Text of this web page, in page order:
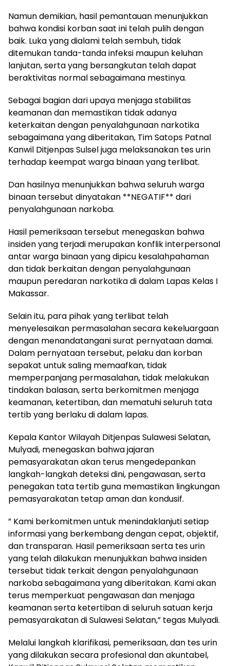
Namun demikian, hasil pemantauan menunjukkan
bahwa kondisi korban saat ini telah pulih dengan
baik. Luka yang dialami telah sembuh, tidak
ditemukan tanda-tanda infeksi maupun keluhan
lanjutan, serta yang bersangkutan telah dapat
beraktivitas normal sebagaimana mestinya.
Sebagai bagian dari upaya menjaga stabilitas
keamanan dan memastikan tidak adanya
keterkaitan dengan penyalahgunaan narkotika
sebagaimana yang diberitakan, Tim Satops Patnal
Kanwil Ditjenpas Sulsel juga melaksanakan tes urin
terhadap keempat warga binaan yang terlibat.
Dan hasilnya menunjukkan bahwa seluruh warga
binaan tersebut dinyatakan **NEGATIF** dari
penyalahgunaan narkoba.
Hasil pemeriksaan tersebut menegaskan bahwa
insiden yang terjadi merupakan konflik interpersonal
antar warga binaan yang dipicu kesalahpahaman
dan tidak berkaitan dengan penyalahgunaan
maupun peredaran narkotika di dalam Lapas Kelas I
Makassar.
Selain itu, para pihak yang terlibat telah
menyelesaikan permasalahan secara kekeluargaan
dengan menandatangani surat pernyataan damai.
Dalam pernyataan tersebut, pelaku dan korban
sepakat untuk saling memaafkan, tidak
memperpanjang permasalahan, tidak melakukan
tindakan balasan, serta berkomitmen menjaga
keamanan, ketertiban, dan mematuhi seluruh tata
tertib yang berlaku di dalam lapas.
Kepala Kantor Wilayah Ditjenpas Sulawesi Selatan,
Mulyadi, menegaskan bahwa jajaran
pemasyarakatan akan terus mengedepankan
langkah-langkah deteksi dini, pengawasan, serta
penegakan tata tertib guna memastikan lingkungan
pemasyarakatan tetap aman dan kondusif.
” Kami berkomitmen untuk menindaklanjuti setiap
informasi yang berkembang dengan cepat, objektif,
dan transparan. Hasil pemeriksaan serta tes urin
yang telah dilakukan menunjukkan bahwa insiden
tersebut tidak terkait dengan penyalahgunaan
narkoba sebagaimana yang diberitakan. Kami akan
terus memperkuat pengawasan dan menjaga
keamanan serta ketertiban di seluruh satuan kerja
pemasyarakatan di Sulawesi Selatan,” tegas Mulyadi.
Melalui langkah klarifikasi, pemeriksaan, dan tes urin
yang dilakukan secara profesional dan akuntabel,